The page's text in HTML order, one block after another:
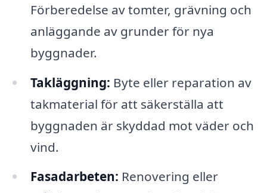
Förberedelse av tomter, grävning och
anläggande av grunder för nya
byggnader.
Takläggning: Byte eller reparation av
takmaterial för att säkerställa att
byggnaden är skyddad mot väder och
vind.
Fasadarbeten: Renovering eller